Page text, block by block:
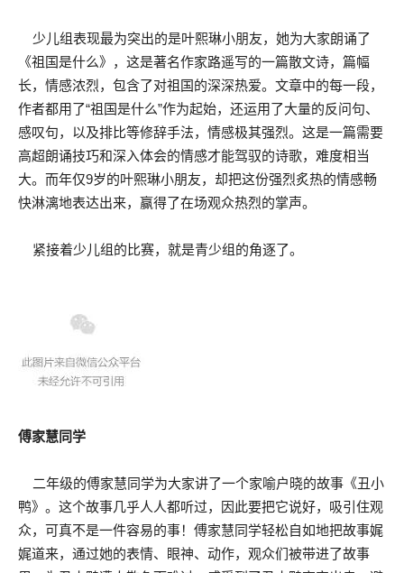
少儿组表现最为突出的是叶熙琳小朋友，她为大家朗诵了
《祖国是什么》，这是著名作家路遥写的一篇散文诗，篇幅
长，情感浓烈，包含了对祖国的深深热爱。文章中的每一段，
作者都用了“祖国是什么”作为起始，还运用了大量的反问句、
感叹句，以及排比等修辞手法，情感极其强烈。这是一篇需要
高超朗诵技巧和深入体会的情感才能驾驭的诗歌，难度相当
大。而年仅9岁的叶熙琳小朋友，却把这份强烈炙热的情感畅
快淋漓地表达出来，赢得了在场观众热烈的掌声。
紧接着少儿组的比赛，就是青少组的角逐了。
傅家慧同学
二年级的傅家慧同学为大家讲了一个家喻户晓的故事《丑小
鸭》。这个故事几乎人人都听过，因此要把它说好，吸引住观
众，可真不是一件容易的事！傅家慧同学轻松自如地把故事娓
娓道来，通过她的表情、眼神、动作，观众们被带进了故事